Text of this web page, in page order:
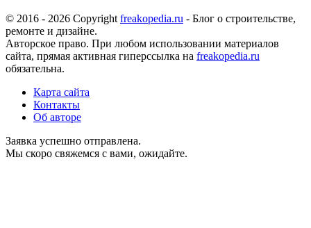
© 2016 - 2026 Copyrightfreakopedia.ru - Блог о строительстве,
ремонте и дизайне.
Авторское право. При любом использовании материалов
сайта, прямая активная гиперссылка на freakopedia.ru
обязательна.
Карта сайта
Контакты
Об авторе
Заявка успешно отправлена.
Мы скоро свяжемся с вами, ожидайте.